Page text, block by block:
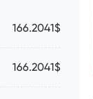
166.2041$
166.2041$